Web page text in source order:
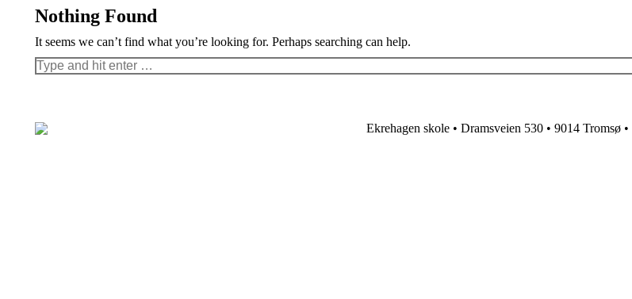
Nothing Found
It seems we can’t find what you’re looking for. Perhaps searching can help.
Search:
Ekrehagen skole • Dramsveien 530 • 9014 Tromsø